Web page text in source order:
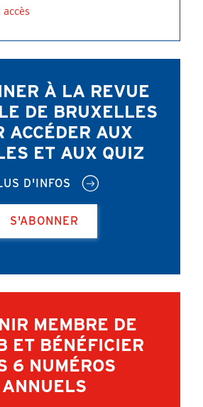
À LA REVUE
DE BRUXELLES
ACCÉDER AUX
ET AUX QUIZ
D'INFOS
S'ABONNER
MEMBRE DE
ET BÉNÉFICIER
6 NUMÉROS
ANNUELS